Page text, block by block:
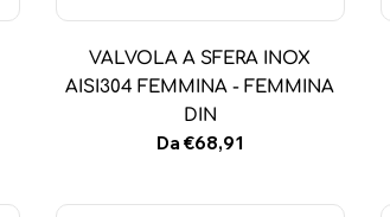
VALVOLA A SFERA INOX
AISI304 FEMMINA - FEMMINA
DIN
Prezzo
Da €68,91